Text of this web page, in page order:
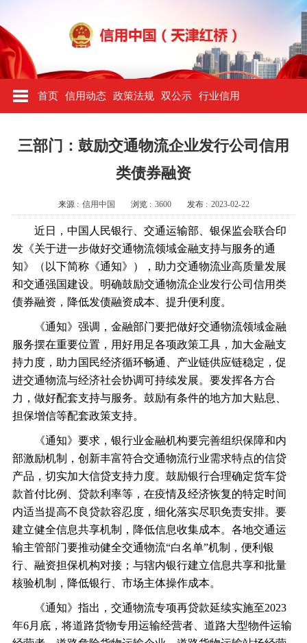
首页 信用动态 政策法规 双公示 行业信用
三部门：鼓励交通物流企业发行公司信用
类债券融资
来源 : 信用中国 浏览 : 3600 发布 : 2023-02-22
近日，中国人民银行、交通运输部、银保监会联合印
发《关于进一步做好交通物流领域金融支持与服务的通
知》（以下简称《通知》），助力交通物流业高质量发展
和交通强国建设。明确鼓励交通物流企业发行公司信用类
债券融资，降低发债融资成本、提升便利度。
《通知》强调，金融部门要把做好交通物流领域金融
服务摆在重要位置，用好用足各项政策工具，加大金融支
持力度，助力国民经济循环畅通、产业链供应链稳定，促
进交通物流与经济社会协调可持续发展。要发挥各方合
力，做好配套支持与服务。鼓励有条件的地方加大贴息、
担保增信等配套政策支持。
《通知》要求，银行业金融机构要完善组织保障和内
部激励机制，创新丰富符合交通物流行业需求特点的信贷
产品，切实加大信贷支持力度。鼓励银行合理确定货车贷
款首付比例、贷款利率等，在疫情及经济恢复的特定时间
内适当提高不良贷款容忍度，细化落实尽职免责安排。要
建立健全信息共享机制，降低信息收集成本。各地交通运
输主管部门要推动健全交通物流“白名单”机制，便利银
行、融资担保机构对接；与辖内银行建立信息共享和批量
核验机制，降低银行、市场主体操作成本。
《通知》指出，交通物流专项再贷款延续实施至2023
年6月底，将道路货物专用运输经营者、道路大型物件运输